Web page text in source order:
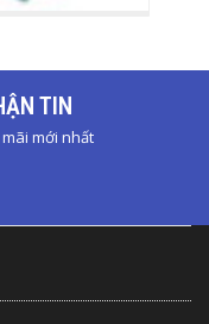
TIN
mới nhất